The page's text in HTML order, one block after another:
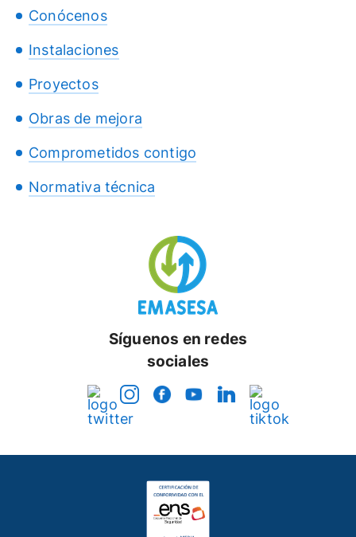
Conócenos
Instalaciones
Proyectos
Obras de mejora
Comprometidos contigo
Normativa técnica
Síguenos en redes
sociales